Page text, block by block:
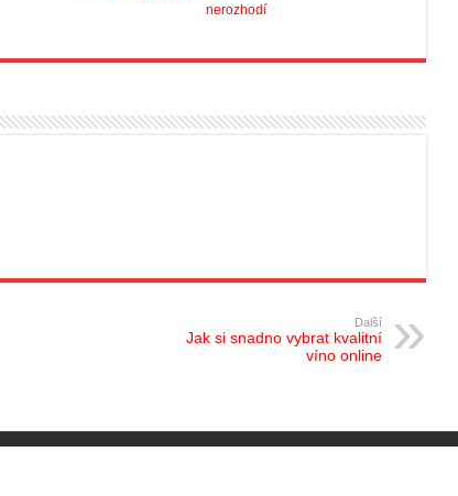
nerozhodí
Další
Jak si snadno vybrat kvalitní
víno online